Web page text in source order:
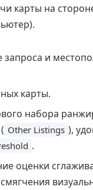
карты на
запроса и
карты.
набора
Other Listings ),
.
оценки